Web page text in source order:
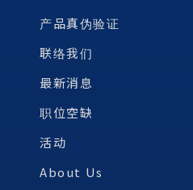
产品真伪验证
联络我们
最新消息
职位空缺
活动
About Us